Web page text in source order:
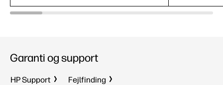
Garanti og support
HP Support
Fejlfinding